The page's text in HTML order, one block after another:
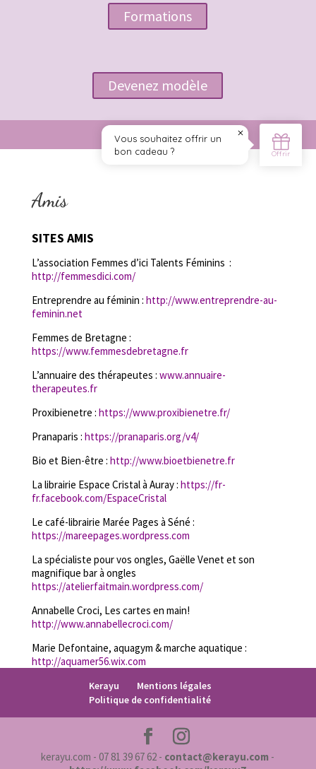
Formations
Devenez modèle
Amis
SITES AMIS
L’association Femmes d’ici Talents Féminins :
http://femmesdici.com/
Entreprendre au féminin : http://www.entreprendre-au-
feminin.net
Femmes de Bretagne :
https://www.femmesdebretagne.fr
L’annuaire des thérapeutes : www.annuaire-
therapeutes.fr
Proxibienetre : https://www.proxibienetre.fr/
Pranaparis : https://pranaparis.org/v4/
Bio et Bien-être : http://www.bioetbienetre.fr
La librairie Espace Cristal à Auray : https://fr-
fr.facebook.com/EspaceCristal
Le café-librairie Marée Pages à Séné :
https://mareepages.wordpress.com
La spécialiste pour vos ongles, Gaëlle Venet et son
magnifique bar à ongles
https://atelierfaitmain.wordpress.com/
Annabelle Croci, Les cartes en main!
http://www.annabellecroci.com/
Marie Defontaine, aquagym & marche aquatique :
http://aquamer56.wix.com
Kerayu
Mentions légales
Politique de confidentialité
kerayu.com - 07 81 39 67 62 - contact@kerayu.com -